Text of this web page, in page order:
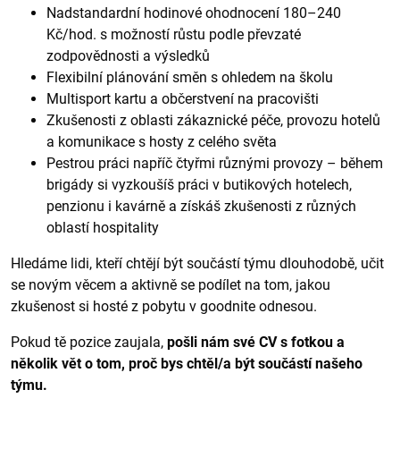
Nadstandardní hodinové ohodnocení 180–240
Kč/hod. s možností růstu podle převzaté
zodpovědnosti a výsledků
Flexibilní plánování směn s ohledem na školu
Multisport kartu a občerstvení na pracovišti
Zkušenosti z oblasti zákaznické péče, provozu hotelů
a komunikace s hosty z celého světa
Pestrou práci napříč čtyřmi různými provozy – během
brigády si vyzkoušíš práci v butikových hotelech,
penzionu i kavárně a získáš zkušenosti z různých
oblastí hospitality
Hledáme lidi, kteří chtějí být součástí týmu dlouhodobě, učit
se novým věcem a aktivně se podílet na tom, jakou
zkušenost si hosté z pobytu v goodnite odnesou.
Pokud tě pozice zaujala, pošli nám své CV s fotkou a
několik vět o tom, proč bys chtěl/a být součástí našeho
týmu.